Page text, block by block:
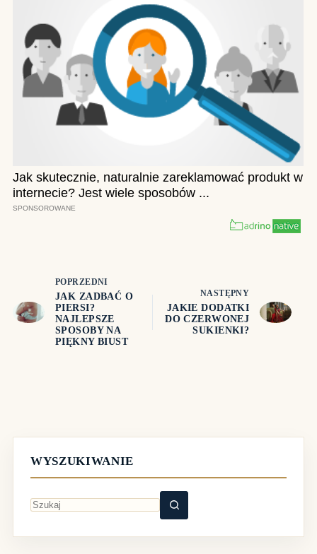
POPRZEDNI
JAK ZADBAĆ O
PIERSI?
NAJLEPSZE
SPOSOBY NA
PIĘKNY BIUST
NASTĘPNY
JAKIE DODATKI
DO CZERWONEJ
SUKIENKI?
WYSZUKIWANIE
wyników